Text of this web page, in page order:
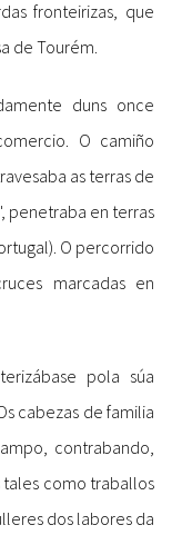
fronteirizas, que
de Tourém.
duns once
O camiño
as terras de
penetraba en terras
O percorrido
marcadas en
pola súa
cabezas de familia
contrabando,
tales como traballos
dos labores da